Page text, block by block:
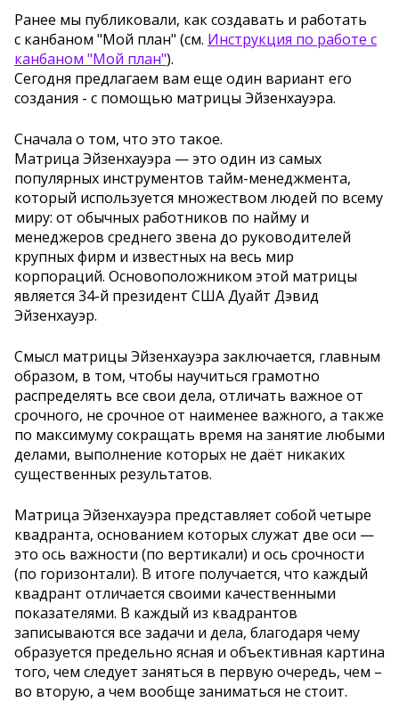
Ранее мы публиковали, как создавать и работать
с канбаном "Мой план" (см. Инструкция по работе с
канбаном "Мой план").
Сегодня предлагаем вам еще один вариант его
создания - с помощью матрицы Эйзенхауэра.
Сначала о том, что это такое.
Матрица Эйзенхауэра — это один из самых
популярных инструментов тайм-менеджмента,
который используется множеством людей по всему
миру: от обычных работников по найму и
менеджеров среднего звена до руководителей
крупных фирм и известных на весь мир
корпораций. Основоположником этой матрицы
является 34-й президент США Дуайт Дэвид
Эйзенхауэр.
Смысл матрицы Эйзенхауэра заключается, главным
образом, в том, чтобы научиться грамотно
распределять все свои дела, отличать важное от
срочного, не срочное от наименее важного, а также
по максимуму сокращать время на занятие любыми
делами, выполнение которых не даёт никаких
существенных результатов.
Матрица Эйзенхауэра представляет собой четыре
квадранта, основанием которых служат две оси —
это ось важности (по вертикали) и ось срочности
(по горизонтали). В итоге получается, что каждый
квадрант отличается своими качественными
показателями. В каждый из квадрантов
записываются все задачи и дела, благодаря чему
образуется предельно ясная и объективная картина
того, чем следует заняться в первую очередь, чем –
во вторую, а чем вообще заниматься не стоит.